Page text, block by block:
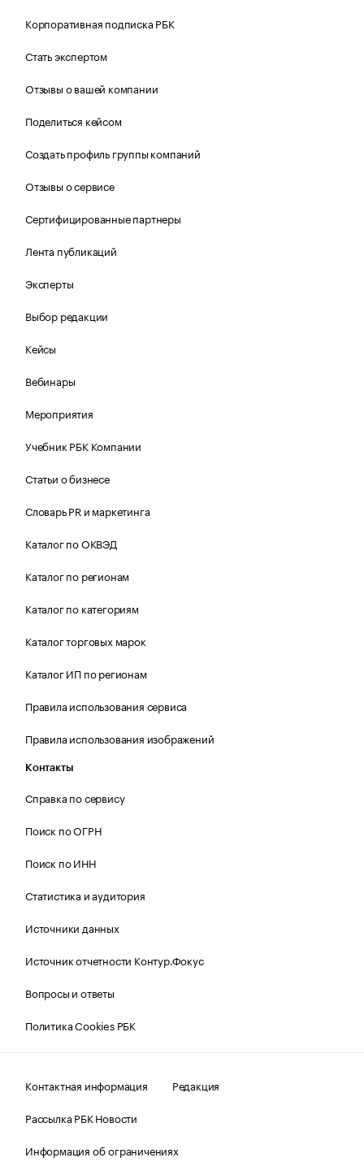
Корпоративная подписка РБК
Стать экспертом
Отзывы о вашей компании
Поделиться кейсом
Создать профиль группы компаний
Отзывы о сервисе
Сертифицированные партнеры
Лента публикаций
Эксперты
Выбор редакции
Кейсы
Вебинары
Мероприятия
Учебник РБК Компании
Статьи о бизнесе
Словарь PR и маркетинга
Каталог по ОКВЭД
Каталог по регионам
Каталог по категориям
Каталог торговых марок
Каталог ИП по регионам
Правила использования сервиса
Правила использования изображений
Контакты
Справка по сервису
Поиск по ОГРН
Поиск по ИНН
Статистика и аудитория
Источники данных
Источник отчетности Контур.Фокус
Вопросы и ответы
Политика Cookies РБК
Контактная информация
Редакция
Рассылка РБК Новости
Информация об ограничениях